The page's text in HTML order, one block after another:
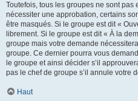
Toutefois, tous les groupes ne sont
nécessiter une approbation, certains
être masqués. Si le groupe est dit «
librement. Si le groupe est dit « À la
groupe mais votre demande
groupe. Ce dernier pourra vous
le groupe et ainsi décider s’il
pas le chef de groupe s’il annule votre
Haut